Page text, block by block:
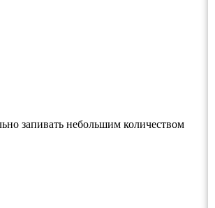
запивать небольшим количеством